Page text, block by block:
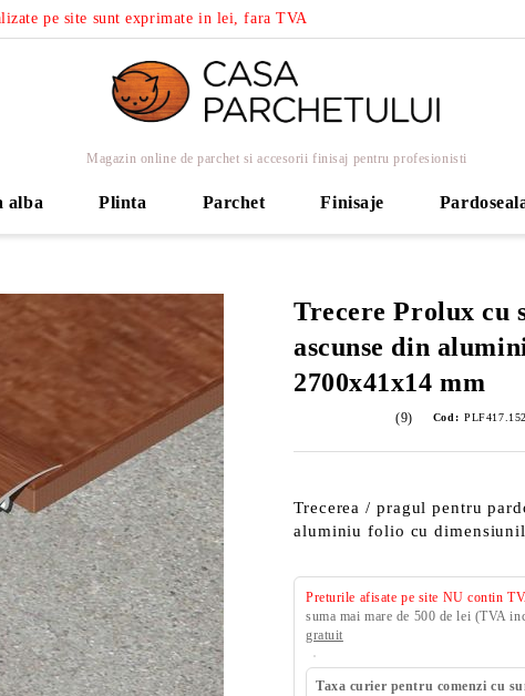
pe site sunt exprimate in lei, fara TVA
Magazin online de parchet si accesorii finisaj pentru profesionisti
alba Plinta Parchet Finisaje
Trecere Prolux cu
ascunse din
2700x41x14 mm
(9) Cod:
Trecerea / pragul pentru
aluminiu folio cu
Preturile afisate pe site NU contin
suma mai mare de 500 de lei (TVA
gratuit
Taxa curier pentru comenzi cu